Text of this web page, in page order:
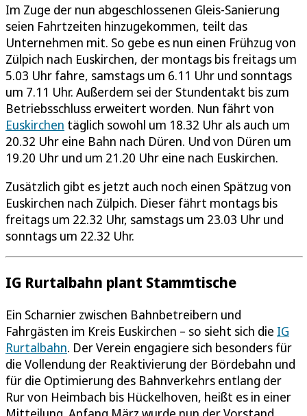
Im Zuge der nun abgeschlossenen Gleis-Sanierung
seien Fahrtzeiten hinzugekommen, teilt das
Unternehmen mit. So gebe es nun einen Frühzug von
Zülpich nach Euskirchen, der montags bis freitags um
5.03 Uhr fahre, samstags um 6.11 Uhr und sonntags
um 7.11 Uhr. Außerdem sei der Stundentakt bis zum
Betriebsschluss erweitert worden. Nun fährt von
Euskirchen täglich sowohl um 18.32 Uhr als auch um
20.32 Uhr eine Bahn nach Düren. Und von Düren um
19.20 Uhr und um 21.20 Uhr eine nach Euskirchen.
Zusätzlich gibt es jetzt auch noch einen Spätzug von
Euskirchen nach Zülpich. Dieser fährt montags bis
freitags um 22.32 Uhr, samstags um 23.03 Uhr und
sonntags um 22.32 Uhr.
IG Rurtalbahn plant Stammtische
Ein Scharnier zwischen Bahnbetreibern und
Fahrgästen im Kreis Euskirchen – so sieht sich die IG
Rurtalbahn. Der Verein engagiere sich besonders für
die Vollendung der Reaktivierung der Bördebahn und
für die Optimierung des Bahnverkehrs entlang der
Rur von Heimbach bis Hückelhoven, heißt es in einer